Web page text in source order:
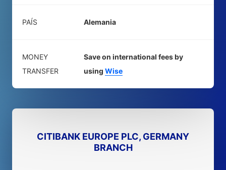
PAÍS Alemania
MONEY
TRANSFER
Save on international fees by
using Wise
CITIBANK EUROPE PLC, GERMANY
BRANCH